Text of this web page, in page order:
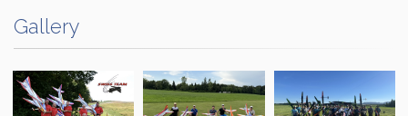
Gallery